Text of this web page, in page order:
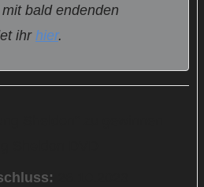
bald endenden
ihr hier.